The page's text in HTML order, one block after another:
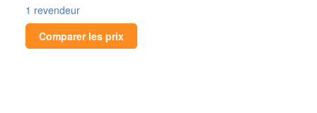
1 revendeur
Comparer les prix